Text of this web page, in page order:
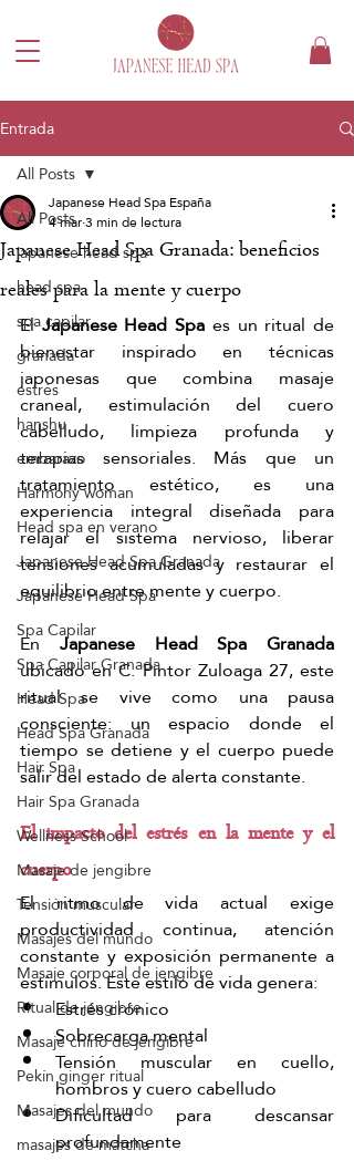
Entrada
All Posts
japanese head spa
head spa
spa capilar
granada
estrés
hanshu
embarazo
Harmony woman
Head spa en verano
Japanese Head Spa Granada
Japanese Head Spa
Spa Capilar
Spa Capilar Granada
Head Spa
Head Spa Granada
Hair Spa
Hair Spa Granada
Wellness School
Masaje de jengibre
Tensión muscular
Masajes del mundo
Masaje corporal de jengibre
Ritual de jengibre
Masaje chino de jengibre
Pekín ginger ritual
Masajes del mundo
masajes de matcha
All Posts
Japanese Head Spa Granada: beneficios
reales para la mente y cuerpo
Japanese Head Spa España
4 mar3 min de lectura
El Japanese Head Spa es un ritual de
bienestar inspirado en técnicas
japonesas que combina masaje
craneal, estimulación del cuero
cabelludo, limpieza profunda y
terapias sensoriales. Más que un
tratamiento estético, es una
experiencia integral diseñada para
relajar el sistema nervioso, liberar
tensiones acumuladas y restaurar el
equilibrio entre mente y cuerpo.
En
ubicado en C. Pintor Zuloaga 27, este
ritual se vive como una pausa
consciente: un espacio donde el
tiempo se detiene y el cuerpo puede
salir del estado de alerta constante.
El impacto del estrés en la mente y el
cuerpo
El ritmo de vida actual exige
productividad continua, atención
constante y exposición permanente a
estímulos. Este estilo de vida genera:
Estrés crónico
Sobrecarga mental
Tensión muscular en cuello,
hombros y cuero cabelludo
Dificultad para descansar
profundamente